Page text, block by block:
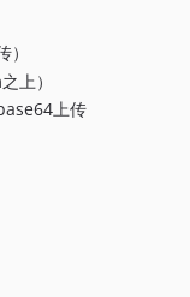
上）
上传